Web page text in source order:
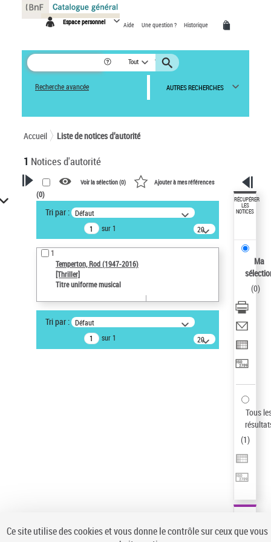
Espace personnel Aide Une question ? Historique
Tout
Recherche avancée AUTRES RECHERCHES
Accueil Liste de notices d’autorité
1 Notices d'autorité
VOTRE RECHERCHE
Recherche avancée dans les
notices d’autorité
Œuvres liées à l'auteur :
Temperton, Rod (1947-2016)
Type de notice d'autorité
Type de notice d'autorité
Voir la sélection (0) Ajouter à mes références
(0)
Tri par : Défaut
sur 1
20
résultats/page
1
Temperton, Rod (1947-2016)
[Thriller]
Titre uniforme musical
Tri par : Défaut
sur 1
20
résultats/page
RÉCUPÉRER
LES
NOTICES
Ma
(0)
Tous
(1)
Panneau de gestion des cookies
Ce site utilise des cookies et vous donne le contrôle sur ceux que vous